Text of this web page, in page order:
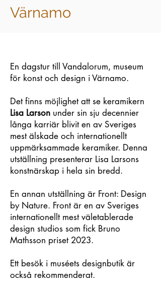
Värnamo
En dagstur till Vandalorum, museum
för konst och design i Värnamo.
Det finns möjlighet att se keramikern
Lisa Larson under sin sju decennier
långa karriär blivit en av Sveriges
mest älskade och internationellt
uppmärksammade keramiker. Denna
utställning presenterar Lisa Larsons
konstnärskap i hela sin bredd.
En annan utställning är Front: Design
by Nature. Front är en av Sveriges
internationellt mest väletablerade
design studios som fick Bruno
Mathsson priset 2023.
Ett besök i muséets designbutik är
också rekommenderat.